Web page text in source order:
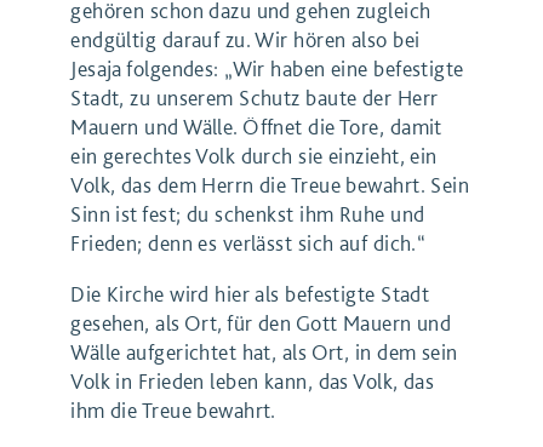
gehören schon dazu und gehen zugleich
endgültig darauf zu. Wir hören also bei
Jesaja folgendes: „Wir haben eine befestigte
Stadt, zu unserem Schutz baute der Herr
Mauern und Wälle. Öffnet die Tore, damit
ein gerechtes Volk durch sie einzieht, ein
Volk, das dem Herrn die Treue bewahrt. Sein
Sinn ist fest; du schenkst ihm Ruhe und
Frieden; denn es verlässt sich auf dich.“
Die Kirche wird hier als befestigte Stadt
gesehen, als Ort, für den Gott Mauern und
Wälle aufgerichtet hat, als Ort, in dem sein
Volk in Frieden leben kann, das Volk, das
ihm die Treue bewahrt.